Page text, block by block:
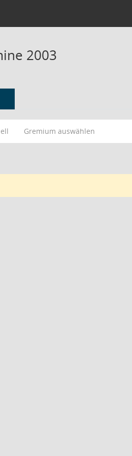
2003
Gremium auswählen